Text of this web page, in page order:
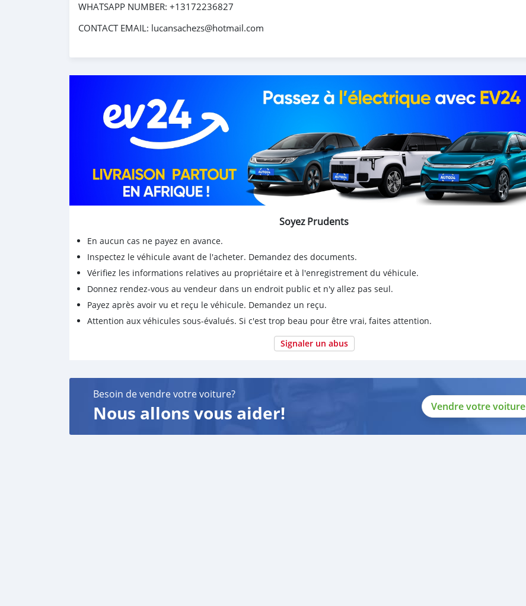
WHATSAPP NUMBER: +13172236827
CONTACT EMAIL: lucansachezs@hotmail.com
Soyez Prudents
En aucun cas ne payez en avance.
Inspectez le véhicule avant de l'acheter. Demandez des documents.
Vérifiez les informations relatives au propriétaire et à l'enregistrement du véhicule.
Donnez rendez-vous au vendeur dans un endroit public et n'y allez pas seul.
Payez après avoir vu et reçu le véhicule. Demandez un reçu.
Attention aux véhicules sous-évalués. Si c'est trop beau pour être vrai, faites attention.
Signaler un abus
Besoin de vendre votre voiture?
Nous allons vous aider! Vendre votre voiture